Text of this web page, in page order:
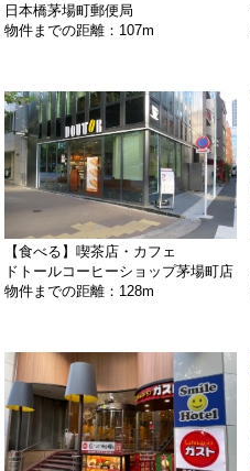
日本橋茅場町郵便局
物件までの距離：107m
【食べる】喫茶店・カフェ
ドトールコーヒーショップ茅場町店
物件までの距離：128m